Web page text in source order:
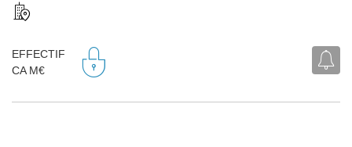
EFFECTIF
CA M€